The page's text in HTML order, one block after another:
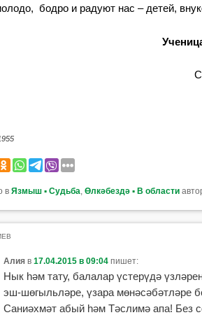
бодро и радуют нас – детей,
вЯзмыш ▪ Судьба,Өлкәбездә ▪ В области
Алия в17.04.2015 в 09:04 пишет:
Нык һәм тату, балалар үстерүдә
эш-шөгыльләре, үзара мөнәсәбәтләре
Саниәхмәт абый һәм Тәслимә апа! Без